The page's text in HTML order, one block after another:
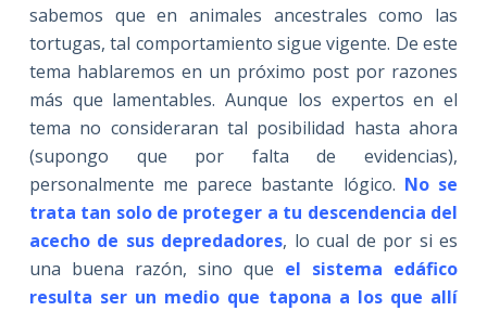
sabemos que en animales ancestrales como las
tortugas, tal comportamiento sigue vigente. De este
tema hablaremos en un próximo post por razones
más que lamentables. Aunque los expertos en el
tema no consideraran tal posibilidad hasta ahora
(supongo que por falta de evidencias),
personalmente me parece bastante lógico. No se
trata tan solo de proteger a tu descendencia del
acecho de sus depredadores, lo cual de por si es
una buena razón, sino que el sistema edáfico
resulta ser un medio que tapona a los que allí